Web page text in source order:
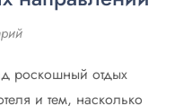
роскошный отдых
и тем, насколько